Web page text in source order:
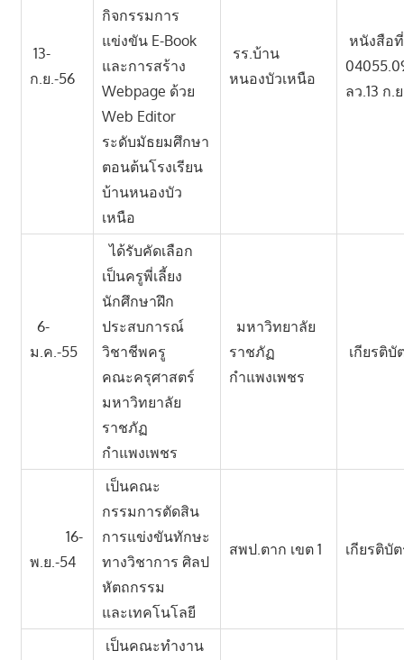
13-
ก.ย.-56
กิจกรรมการ
แข่งขัน E-Book
และการสร้าง
Webpage ด้วย
Web Editor
ระดับมัธยมศึกษา
ตอนต้นโรงเรียน
บ้านหนองบัว
เหนือ
รร.บ้าน
หนองบัวเหนือ
หนังสือ
ลว.13 ก.
6-
ม.ค.-55
ได้รับคัดเลือก
เป็นครูพี่เลี้ยง
นักศึกษาฝึก
ประสบการณ์
วิชาชีพครู
คณะครุศาสตร์
มหาวิทยาลัย
ราชภัฏ
กำแพงเพชร
มหาวิทยาลัย
ราชภัฏ
กำแพงเพชร
เกียรติบั
16-
พ.ย.-54
เป็นคณะ
กรรมการตัดสิน
การแข่งขันทักษะ
ทางวิชาการ ศิลป
หัตถกรรม
และเทคโนโลยี
สพป.ตาก เขต 1 เกียรติบั
เป็นคณะทำงาน